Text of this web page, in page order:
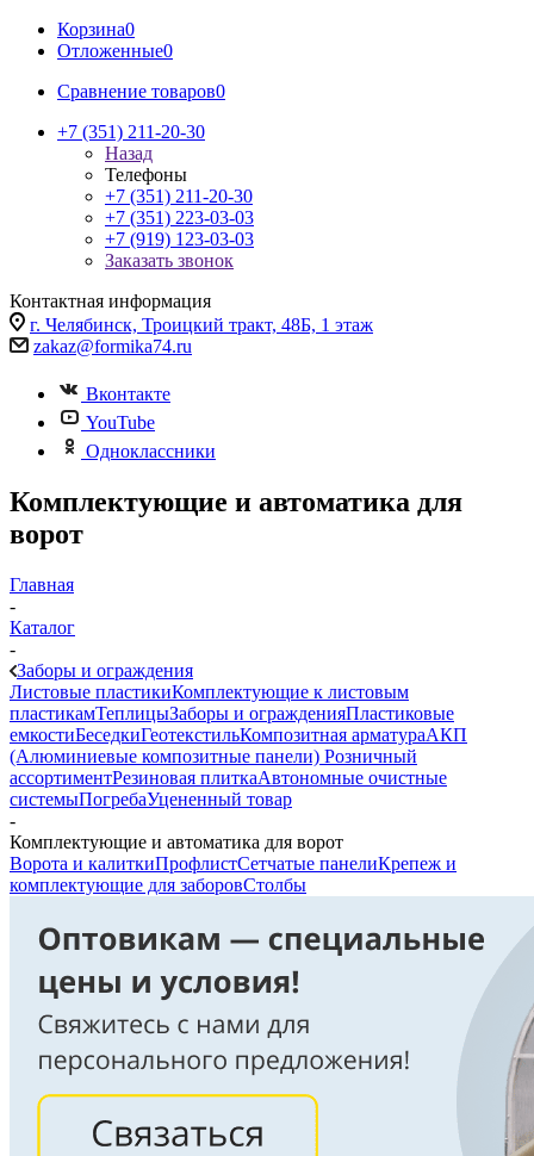
Корзина0
Отложенные0
Сравнение товаров0
+7 (351) 211-20-30
Назад
Телефоны
+7 (351) 211-20-30
+7 (351) 223-03-03
+7 (919) 123-03-03
Заказать звонок
Контактная информация
г. Челябинск, Троицкий тракт, 48Б, 1 этаж
zakaz@formika74.ru
Вконтакте
YouTube
Одноклассники
Комплектующие и автоматика для
ворот
Главная
-
Каталог
-
Заборы и ограждения
Листовые пластикиКомплектующие к листовым
пластикамТеплицыЗаборы и огражденияПластиковые
емкостиБеседкиГеотекстильКомпозитная арматураАКП
(Алюминиевые композитные панели) Розничный
ассортиментРезиновая плиткаАвтономные очистные
системыПогребаУцененный товар
-
Комплектующие и автоматика для ворот
Ворота и калиткиПрофлистСетчатые панелиКрепеж и
комплектующие для заборовСтолбы